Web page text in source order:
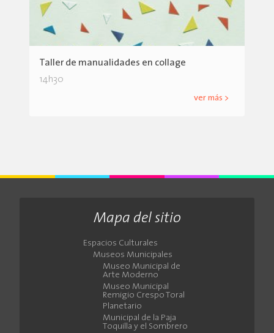
Taller de manualidades en collage
14h30
ver más >
Mapa del sitio
Espacios Culturales
Museos Municipales
Museo Municipal de
Arte Moderno
Museo Municipal
Remigio Crespo Toral
Planetario
Municipal de la Paja
Toquilla y el Sombrero